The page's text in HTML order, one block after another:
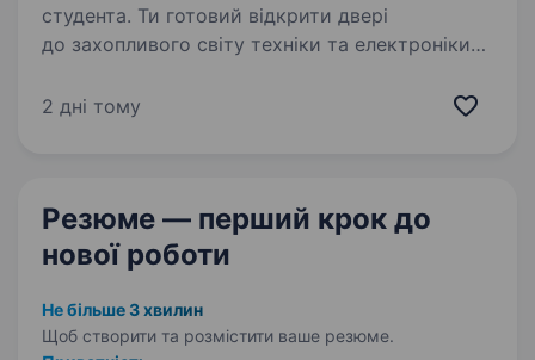
студента. Ти готовий відкрити двері
до захопливого світу техніки та електроніки?
справжнім експертом у цьому напрямку? Тоді
2 дні тому
Резюме — перший крок до
нової роботи
Не більше 3 хвилин
Щоб створити та розмістити ваше резюме.